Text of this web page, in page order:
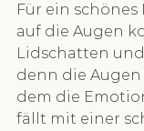
Für ein
auf die Augen
Lidschatten
denn die
dem die
fällt mit einer